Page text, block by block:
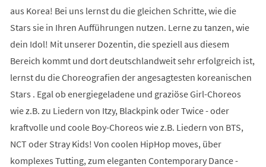
aus Korea! Bei uns lernst du die gleichen Schritte, wie die
Stars sie in Ihren Aufführungen nutzen. Lerne zu tanzen, wie
dein Idol! Mit unserer Dozentin, die speziell aus diesem
Bereich kommt und dort deutschlandweit sehr erfolgreich ist,
lernst du die Choreografien der angesagtesten koreanischen
Stars . Egal ob energiegeladene und graziöse Girl-Choreos
wie z.B. zu Liedern von Itzy, Blackpink oder Twice - oder
kraftvolle und coole Boy-Choreos wie z.B. Liedern von BTS,
NCT oder Stray Kids! Von coolen HipHop moves, über
komplexes Tutting, zum eleganten Contemporary Dance -